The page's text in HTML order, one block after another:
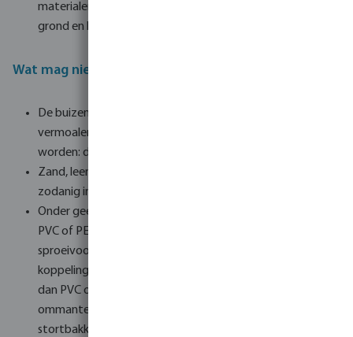
materialen schoonspuiten. Buizen met grote stukken
grond en kluiten er aan worden niet geaccepteerd
Wat mag niet in de BigBag?
De buizen en hulpstukken mogen NIET stukgeslagen of
vermoalen worden of in de container aangestampt
worden: dit geldt als vervuiling en zal afgekeurd worden.
Zand, leem en modder gelden als vervuiling en worden als
zodanig in rekening gebracht.
Onder geen beding: Polyester producten (ook indien met
PVC of PE verbonden), folie, (tuin)slangen, buizen met
sproeivoorzieningen, zand, modder, ontlasting, electrolas
koppelingen, kabelgoten en dakgoten van ander materiaal
dan PVC of PP, ijzer, kunststof drainage buizen met
ommanteling, tuinstoelen, producten van ABS,
stortbakken, speciekuipen, emmers, kabels hasperls,